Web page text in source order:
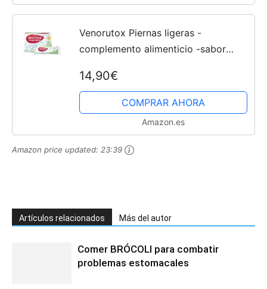
Venorutox Piernas ligeras -
complemento alimenticio -sabor
14,90€
COMPRAR AHORA
Amazon.es
Amazon price updated: 23:39
Artículos relacionados Más del autor
Comer BRÓCOLI para combatir
problemas estomacales